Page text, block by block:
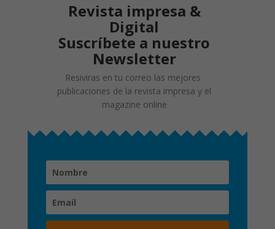
Revista impresa &
Digital
Suscríbete a nuestro
Newsletter
Resiviras en tu correo las mejores
publicaciones de la revista impresa y el
magazine online